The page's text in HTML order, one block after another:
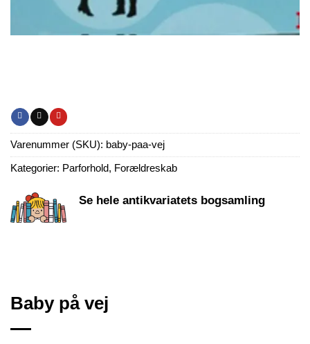
Varenummer (SKU): baby-paa-vej
Kategorier: Parforhold, Forældreskab
Se hele antikvariatets bogsamling
Baby på vej